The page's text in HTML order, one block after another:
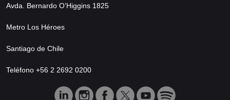
Avda. Bernardo O’Higgins 1825
Metro Los Héroes
Santiago de Chile
Teléfono +56 2 2692 0200